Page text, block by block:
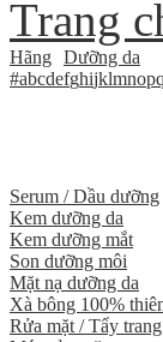
Trang
Hãng Dưỡng da
#abcdefghijklmnopq
Serum / Dầu dưỡng
Kem dưỡng da
Kem dưỡng mắt
Son dưỡng môi
Mặt nạ dưỡng da
Xà bông 100%
Rửa mặt / Tẩy trang